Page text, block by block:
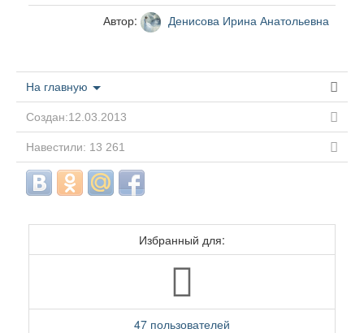
Автор: Денисова Ирина Анатольевна
На главную
Создан:12.03.2013
Навестили: 13 261
Избранный для:
47 пользователей